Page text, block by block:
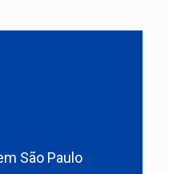
São Paulo